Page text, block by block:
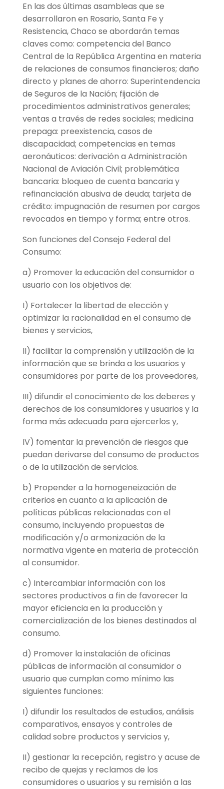
En las dos últimas asambleas que se
desarrollaron en Rosario, Santa Fe y
Resistencia, Chaco se abordarán temas
claves como: competencia del Banco
Central de la República Argentina en materia
de relaciones de consumos financieros; daño
directo y planes de ahorro: Superintendencia
de Seguros de la Nación; fijación de
procedimientos administrativos generales;
ventas a través de redes sociales; medicina
prepaga: preexistencia, casos de
discapacidad; competencias en temas
aeronáuticos: derivación a Administración
Nacional de Aviación Civil; problemática
bancaria: bloqueo de cuenta bancaria y
refinanciación abusiva de deuda; tarjeta de
crédito: impugnación de resumen por cargos
revocados en tiempo y forma; entre otros.
Son funciones del Consejo Federal del
Consumo:
a) Promover la educación del consumidor o
usuario con los objetivos de:
I) Fortalecer la libertad de elección y
optimizar la racionalidad en el consumo de
bienes y servicios,
II) facilitar la comprensión y utilización de la
información que se brinda a los usuarios y
consumidores por parte de los proveedores,
III) difundir el conocimiento de los deberes y
derechos de los consumidores y usuarios y la
forma más adecuada para ejercerlos y,
IV) fomentar la prevención de riesgos que
puedan derivarse del consumo de productos
o de la utilización de servicios.
b) Propender a la homogeneización de
criterios en cuanto a la aplicación de
políticas públicas relacionadas con el
consumo, incluyendo propuestas de
modificación y/o armonización de la
normativa vigente en materia de protección
al consumidor.
c) Intercambiar información con los
sectores productivos a fin de favorecer la
mayor eficiencia en la producción y
comercialización de los bienes destinados al
consumo.
d) Promover la instalación de oficinas
públicas de información al consumidor o
usuario que cumplan como mínimo las
siguientes funciones:
I) difundir los resultados de estudios, análisis
comparativos, ensayos y controles de
calidad sobre productos y servicios y,
II) gestionar la recepción, registro y acuse de
recibo de quejas y reclamos de los
consumidores o usuarios y su remisión a las